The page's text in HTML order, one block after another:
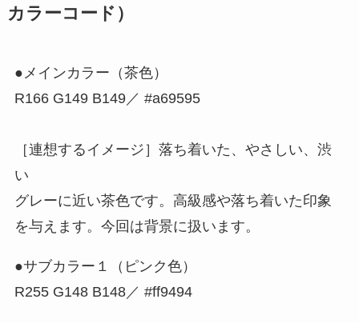
カラーコード）
●メインカラー（茶色）
R166 G149 B149／ #a69595
［連想するイメージ］落ち着いた、やさしい、渋
い
グレーに近い茶色です。高級感や落ち着いた印象
を与えます。今回は背景に扱います。
●サブカラー１（ピンク色）
R255 G148 B148／ #ff9494